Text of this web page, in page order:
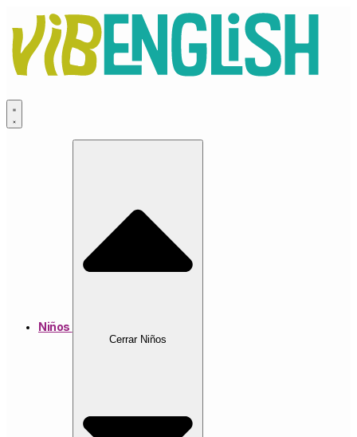
contenido
Niños
Cerrar Niños